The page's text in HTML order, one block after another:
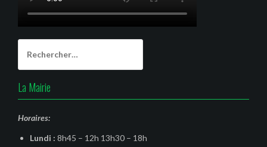
La Mairie
Horaires:
Lundi : 8h45 – 12h 13h30 – 18h